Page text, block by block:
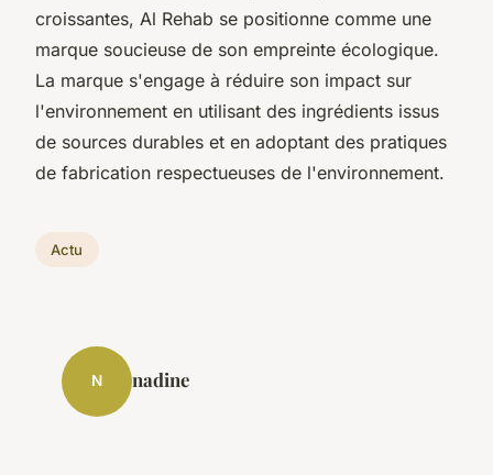
croissantes, Al Rehab se positionne comme une
marque soucieuse de son empreinte écologique.
La marque s'engage à réduire son impact sur
l'environnement en utilisant des ingrédients issus
de sources durables et en adoptant des pratiques
de fabrication respectueuses de l'environnement.
Actu
N nadine